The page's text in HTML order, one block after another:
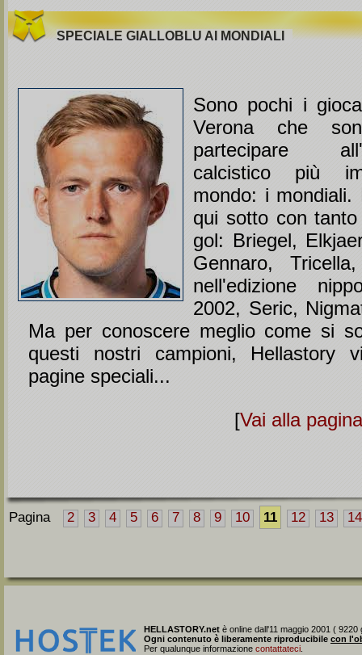
SPECIALE GIALLOBLU AI MONDIALI
Sono pochi i
Verona che
partecipare
calcistico più
mondo: i mondiali.
qui sotto con
gol: Briegel,
Gennaro,
nell'edizione
2002, Seric,
Ma per conoscere meglio come si
questi nostri campioni, Hellastory
pagine speciali...
[Vai alla
Pagina 2 3 4 5 6 7 8 9 10 11 12 13 14
HELLASTORY.net è online dall'11 maggio 2001 ( 9220
Ogni contenuto è liberamente riproducibile con
Per qualunque informazione contattateci